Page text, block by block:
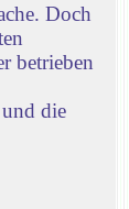
Doch
betrieben
die